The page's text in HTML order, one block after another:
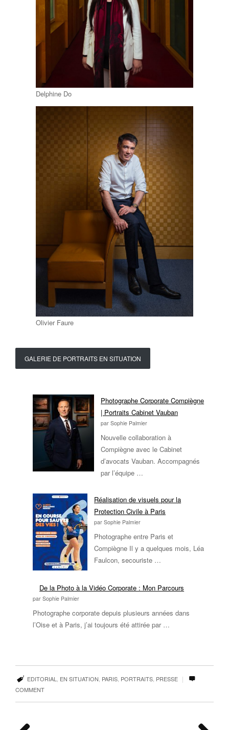
Delphine Do
Olivier Faure
GALERIE DE PORTRAITS EN SITUATION
Photographe Corporate Compiègne
| Portraits Cabinet Vauban
par Sophie Palmier
Nouvelle collaboration à
Compiègne avec le Cabinet
d’avocats Vauban. Accompagnés
par l’équipe …
Réalisation de visuels pour la
Protection Civile à Paris
par Sophie Palmier
Photographe entre Paris et
Compiègne Il y a quelques mois, Léa
Faulcon, secouriste …
De la Photo à la Vidéo Corporate : Mon Parcours
par Sophie Palmier
Photographe corporate depuis plusieurs années dans
l’Oise et à Paris, j’ai toujours été attirée par …
EDITORIAL EN SITUATION PARIS, PORTRAITS, PRESSE |
COMMENT